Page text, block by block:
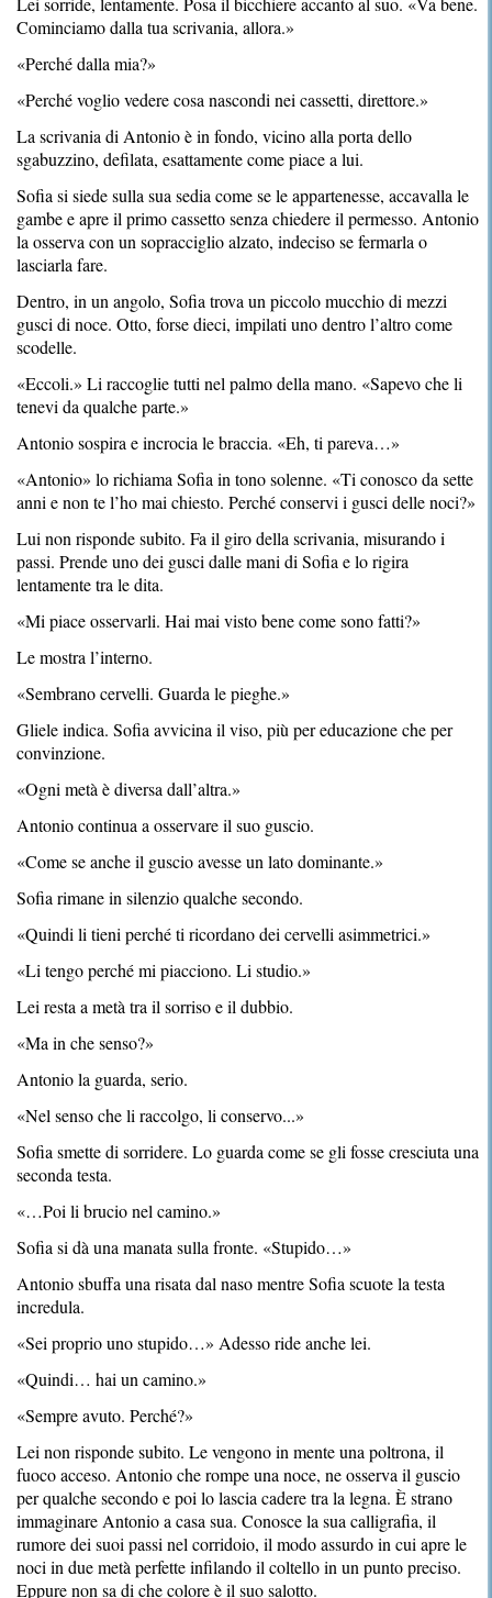
Cominciamo dalla tua scrivania, allora.»
«Perché dalla mia?»
«Perché voglio vedere cosa nascondi nei cassetti, direttore.»
La scrivania di Antonio è in fondo, vicino alla porta dello
sgabuzzino, defilata, esattamente come piace a lui.
Sofia si siede sulla sua sedia come se le appartenesse, accavalla le
gambe e apre il primo cassetto senza chiedere il permesso. Antonio
la osserva con un sopracciglio alzato, indeciso se fermarla o
lasciarla fare.
Dentro, in un angolo, Sofia trova un piccolo mucchio di mezzi
gusci di noce. Otto, forse dieci, impilati uno dentro l’altro come
scodelle.
«Eccoli.» Li raccoglie tutti nel palmo della mano. «Sapevo che li
tenevi da qualche parte.»
Antonio sospira e incrocia le braccia. «Eh, ti pareva…»
«Antonio» lo richiama Sofia in tono solenne. «Ti conosco da sette
anni e non te l’ho mai chiesto. Perché conservi i gusci delle noci?»
Lui non risponde subito. Fa il giro della scrivania, misurando i
passi. Prende uno dei gusci dalle mani di Sofia e lo rigira
lentamente tra le dita.
«Mi piace osservarli. Hai mai visto bene come sono fatti?»
Le mostra l’interno.
«Sembrano cervelli. Guarda le pieghe.»
Gliele indica. Sofia avvicina il viso, più per educazione che per
convinzione.
«Ogni metà è diversa dall’altra.»
Antonio continua a osservare il suo guscio.
«Come se anche il guscio avesse un lato dominante.»
Sofia rimane in silenzio qualche secondo.
«Quindi li tieni perché ti ricordano dei cervelli asimmetrici.»
«Li tengo perché mi piacciono. Li studio.»
Lei resta a metà tra il sorriso e il dubbio.
«Ma in che senso?»
Antonio la guarda, serio.
«Nel senso che li raccolgo, li conservo...»
Sofia smette di sorridere. Lo guarda come se gli fosse cresciuta una
seconda testa.
«…Poi li brucio nel camino.»
Sofia si dà una manata sulla fronte. «Stupido…»
Antonio sbuffa una risata dal naso mentre Sofia scuote la testa
incredula.
«Sei proprio uno stupido…» Adesso ride anche lei.
«Quindi… hai un camino.»
«Sempre avuto. Perché?»
Lei non risponde subito. Le vengono in mente una poltrona, il
fuoco acceso. Antonio che rompe una noce, ne osserva il guscio
per qualche secondo e poi lo lascia cadere tra la legna. È strano
immaginare Antonio a casa sua. Conosce la sua calligrafia, il
rumore dei suoi passi nel corridoio, il modo assurdo in cui apre le
noci in due metà perfette infilando il coltello in un punto preciso.
Eppure non sa di che colore è il suo salotto.